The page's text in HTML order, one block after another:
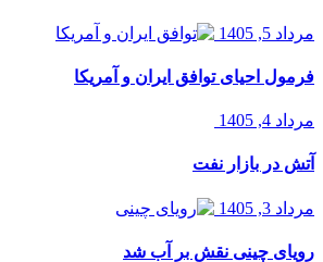
مرداد 5, 1405
فرمول احیای توافق ایران و آمریکا
مرداد 4, 1405
آتش در بازار نفت
مرداد 3, 1405
رویای چینی نقش بر آب شد